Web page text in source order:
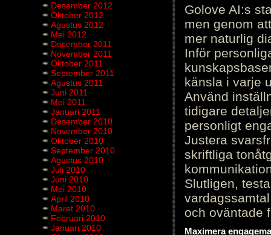
Desember 2012
Oktober 2012
Agustus 2012
Mei 2012
Desember 2011
November 2011
Oktober 2011
September 2011
Agustus 2011
Juni 2011
Mei 2011
Januari 2011
Desember 2010
November 2010
Oktober 2010
September 2010
Agustus 2010
Juli 2010
Juni 2010
Mei 2010
April 2010
Maret 2010
Februari 2010
Januari 2010
Golove AI:s
men genom
mer naturlig
Inför
känsla i varje
Använd
tidigare
personligt
Justera
skriftliga
Slutligen,
och oväntade
Maximera